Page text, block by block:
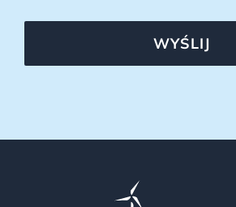
WYŚLIJ